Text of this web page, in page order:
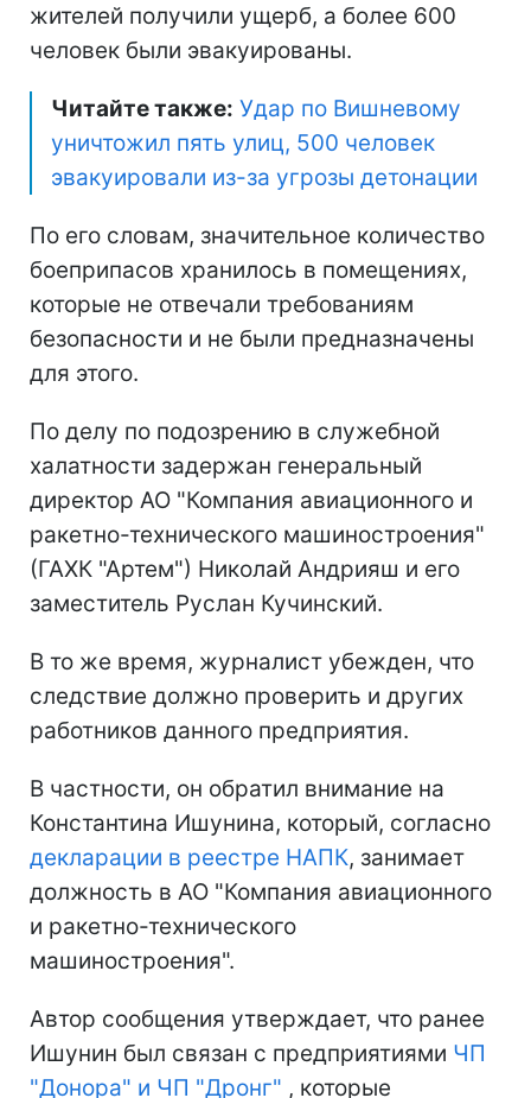
жителей получили ущерб, а более 600
человек были эвакуированы.
Читайте также: Удар по Вишневому
уничтожил пять улиц, 500 человек
эвакуировали из-за угрозы детонации
По его словам, значительное количество
боеприпасов хранилось в помещениях,
которые не отвечали требованиям
безопасности и не были предназначены
для этого.
По делу по подозрению в служебной
халатности задержан генеральный
директор АО "Компания авиационного и
ракетно-технического машиностроения"
(ГАХК "Артем") Николай Андрияш и его
заместитель Руслан Кучинский.
В то же время, журналист убежден, что
следствие должно проверить и других
работников данного предприятия.
В частности, он обратил внимание на
Константина Ишунина, который, согласно
декларации в реестре НАПК, занимает
должность в АО "Компания авиационного
и ракетно-технического
машиностроения".
Автор сообщения утверждает, что ранее
Ишунин был связан с предприятиями ЧП
"Донора" и ЧП "Дронг" , которые